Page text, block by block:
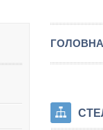
ГОЛОВНА